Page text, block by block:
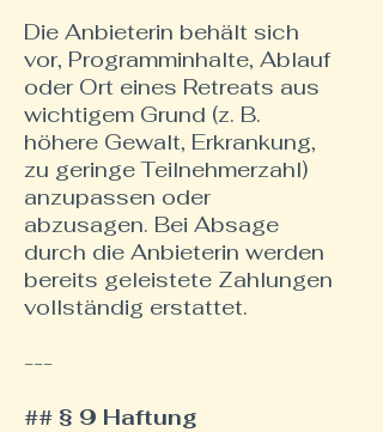
Die Anbieterin behält sich
vor, Programminhalte, Ablauf
oder Ort eines Retreats aus
wichtigem Grund (z. B.
höhere Gewalt, Erkrankung,
zu geringe Teilnehmerzahl)
anzupassen oder
abzusagen. Bei Absage
durch die Anbieterin werden
bereits geleistete Zahlungen
vollständig erstattet.
---
## § 9 Haftung